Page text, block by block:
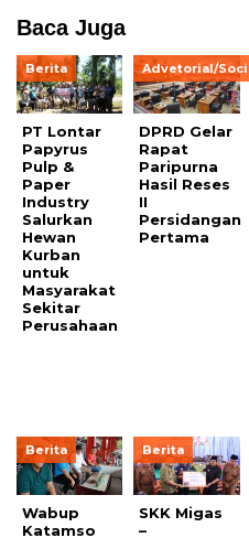
Baca Juga
Berita
PT Lontar
Papyrus
Pulp &
Paper
Industry
Salurkan
Hewan
Kurban
untuk
Masyarakat
Sekitar
Perusahaan
Advetorial/
DPRD Gelar
Rapat
Paripurna
Hasil Reses
II
Persidangan
Pertama
Berita
Wabup
Katamso
Berita
SKK Migas
–